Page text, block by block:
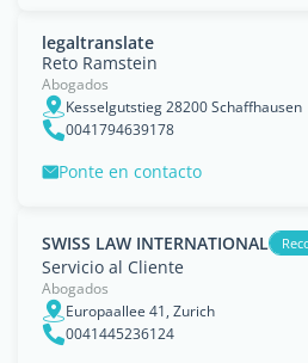
legaltranslate
Reto Ramstein
Abogados
Kesselgutstieg 28200 Schaffhausen
0041794639178
Ponte en contacto
SWISS LAW INTERNATIONAL
Servicio al Cliente
Abogados
Europaallee 41, Zurich
0041445236124